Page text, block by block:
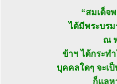
“สมเด็จ
ได้มีพระบร
ณ
ข้าฯ ได้กระท
บุคคลใดๆ จะเ
ก็แลห